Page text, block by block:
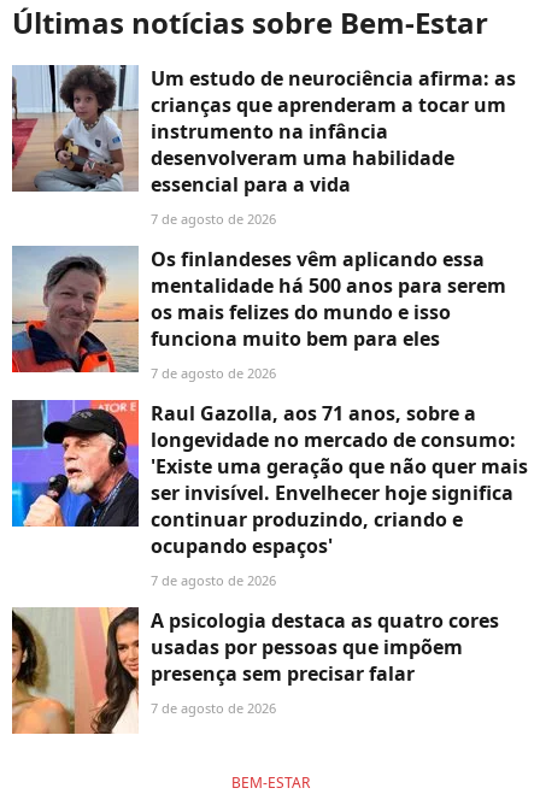
Últimas notícias sobre Bem-Estar
Um estudo de neurociência afirma: as
crianças que aprenderam a tocar um
instrumento na infância
desenvolveram uma habilidade
essencial para a vida
7 de agosto de 2026
Os finlandeses vêm aplicando essa
mentalidade há 500 anos para serem
os mais felizes do mundo e isso
funciona muito bem para eles
7 de agosto de 2026
Raul Gazolla, aos 71 anos, sobre a
longevidade no mercado de consumo:
'Existe uma geração que não quer mais
ser invisível. Envelhecer hoje significa
continuar produzindo, criando e
ocupando espaços'
7 de agosto de 2026
A psicologia destaca as quatro cores
usadas por pessoas que impõem
presença sem precisar falar
7 de agosto de 2026
BEM-ESTAR